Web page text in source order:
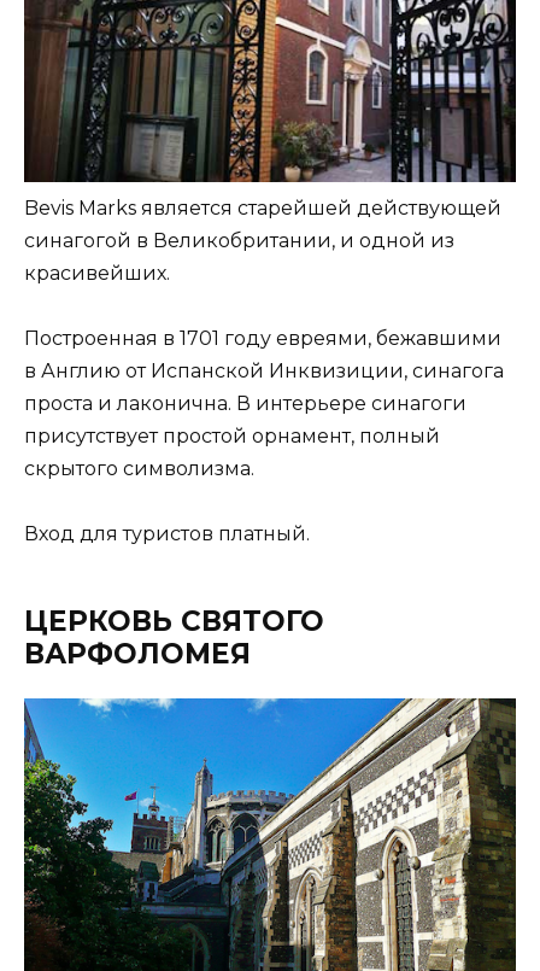
Bevis Marks является старейшей действующей
синагогой в Великобритании, и одной из
красивейших.
Построенная в 1701 году евреями, бежавшими
в Англию от Испанской Инквизиции, синагога
проста и лаконична. В интерьере синагоги
присутствует простой орнамент, полный
скрытого символизма.
Вход для туристов платный.
ЦЕРКОВЬ СВЯТОГО
ВАРФОЛОМЕЯ